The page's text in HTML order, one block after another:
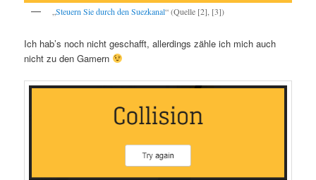
„Steuern Sie durch den Suezkanal“ (Quelle [2], [3])
Ich hab’s noch nicht geschafft, allerdings zähle ich mich auch
nicht zu den Gamern